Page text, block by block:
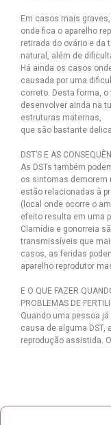
Em casos mais
onde fica o aparelho
retirada do ovário e da
natural, além de
Há ainda os casos
causada por uma
correto. Desta forma,
desenvolver ainda na
estruturas maternas,
que são bastante
DST’S E AS
As DSTs também
os sintomas demorem
estão relacionadas à
(local onde ocorre o
efeito resulta em uma
Clamídia e gonorreia
transmissíveis que
casos, as feridas
aparelho reprodutor
E O QUE FAZER
PROBLEMAS DE
Quando uma pessoa
causa de alguma
reprodução assistida.